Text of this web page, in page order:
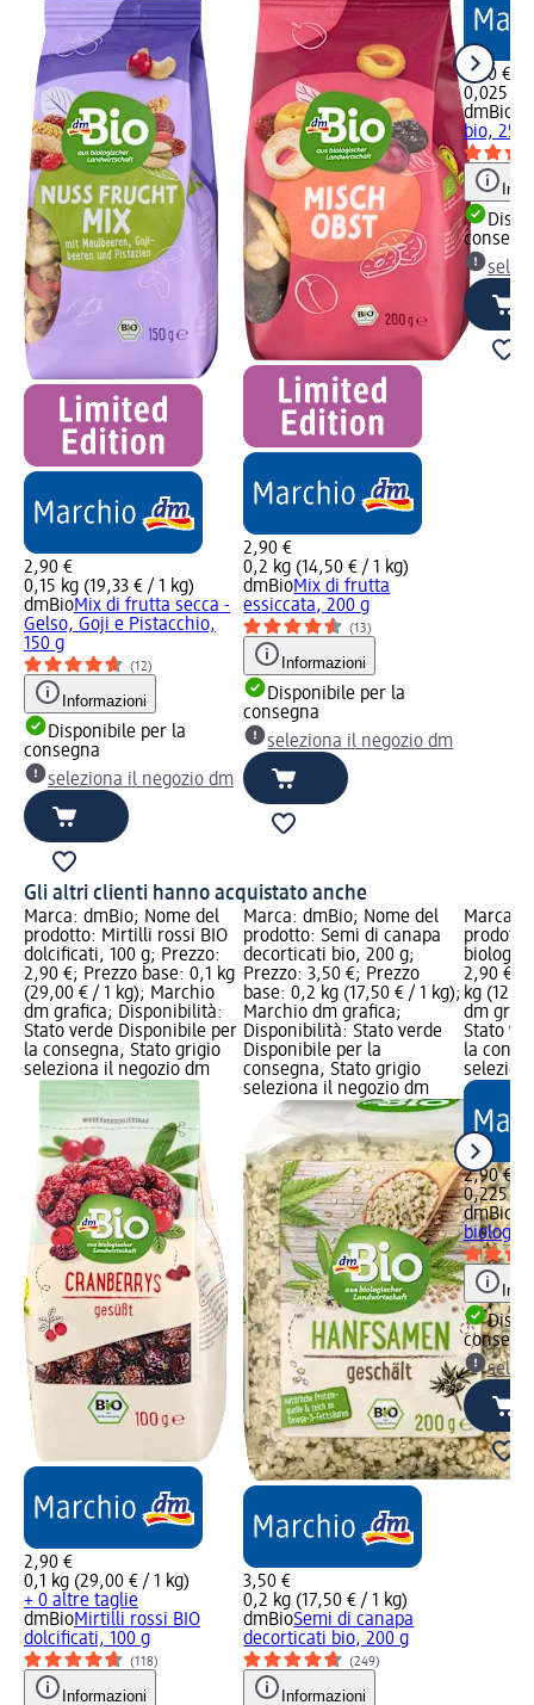
2,90 €
0,15 kg (19,33 € / 1 kg)
dmBioMix di frutta secca -
Gelso, Goji e Pistacchio,
150 g
(12)
Informazioni
Disponibile per la
consegna
seleziona il negozio dm
2,90 €
0,2 kg (14,50 € / 1 kg)
dmBioMix di frutta
essiccata, 200 g
(13)
Informazioni
Disponibile per la
consegna
seleziona il negozio dm
3,20 €
0,025 kg
dmBio
bio, 25 g
Gli altri clienti hanno acquistato anche
Marca: dmBio; Nome del
prodotto: Mirtilli rossi BIO
dolcificati, 100 g; Prezzo:
2,90 €; Prezzo base: 0,1 kg
(29,00 € / 1 kg); Marchio
dm grafica; Disponibilità:
Stato verde Disponibile per
la consegna, Stato grigio
seleziona il negozio dm
2,90 €
0,1 kg (29,00 € / 1 kg)
+ 0 altre taglie
dmBioMirtilli rossi BIO
dolcificati, 100 g
(118)
Informazioni
Marca: dmBio; Nome del
prodotto: Semi di canapa
decorticati bio, 200 g;
Prezzo: 3,50 €; Prezzo
base: 0,2 kg (17,50 € / 1 kg);
Marchio dm grafica;
Disponibilità: Stato verde
Disponibile per la
consegna, Stato grigio
seleziona il negozio dm
3,50 €
0,2 kg (17,50 € / 1 kg)
dmBioSemi di canapa
decorticati bio, 200 g
(249)
Informazioni
Marca:
2,90 €;
kg
dm
Stato
la
2,90 €
0,225 kg
dmBio